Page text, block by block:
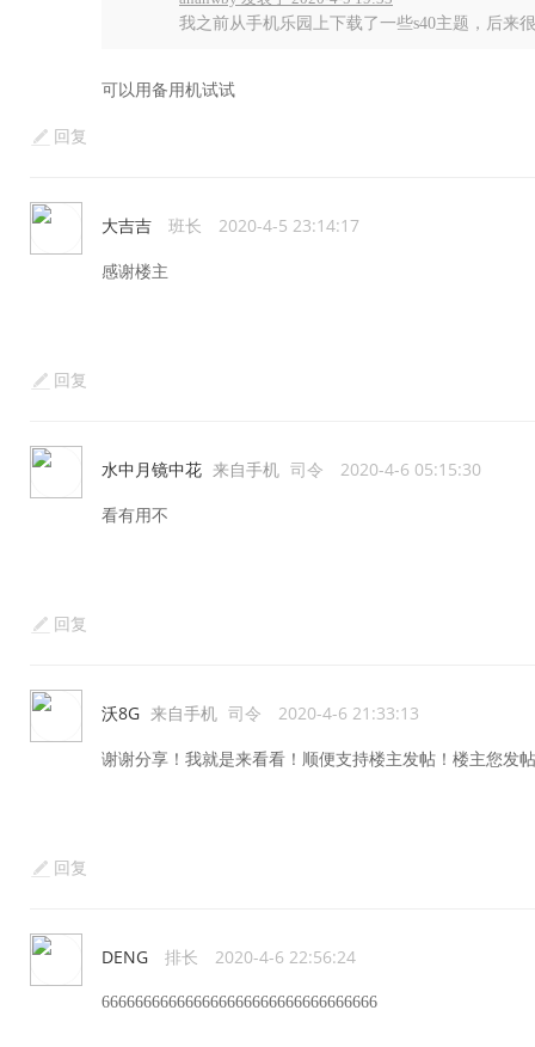
我之前从手机乐园上下载了一些s40主题，后来
可以用备用机试试
回复
大吉吉 班长 2020-4-5 23:14:17
感谢楼主
回复
水中月镜中花 来自手机 司令 2020-4-6 05:15:30
看有用不
回复
沃8G 来自手机 司令 2020-4-6 21:33:13
谢谢分享！我就是来看看！顺便支持楼主发帖！楼主您发
回复
DENG 排长 2020-4-6 22:56:24
666666666666666666666666666666666